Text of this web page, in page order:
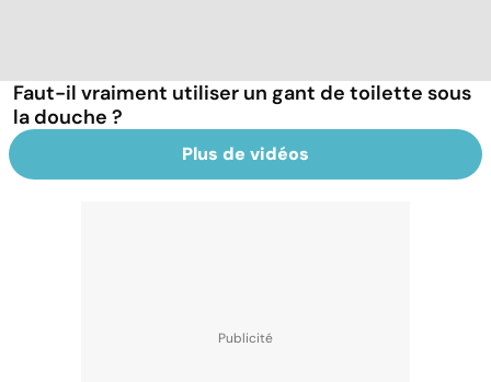
Faut-il vraiment utiliser un gant de toilette sous
la douche ?
Plus de vidéos